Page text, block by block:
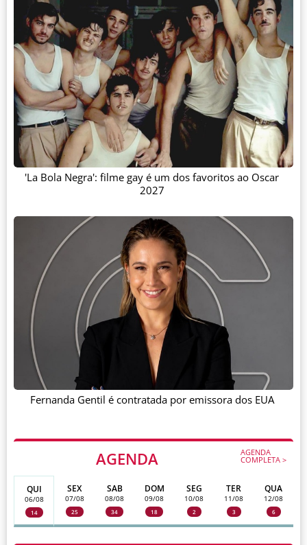
AGENDA AGENDA
COMPLETA >
QUI
06/08
14
SEX
07/08
25
SAB
08/08
34
DOM
09/08
18
SEG
10/08
2
TER
11/08
3
QUA
12/08
6
'La Bola Negra': filme gay é um dos favoritos ao Oscar
2027
Fernanda Gentil é contratada por emissora dos EUA